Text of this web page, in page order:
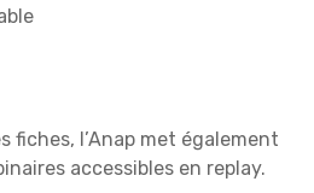
fiches, l’Anap met également
accessibles en replay.